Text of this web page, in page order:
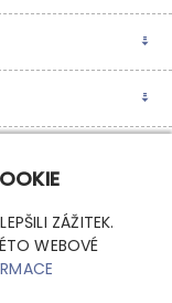
ZÁŽITEK.
WEBOVÉ